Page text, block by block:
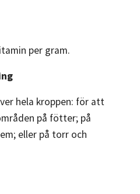
per gram.
hela kroppen: för att
på fötter; på
eller på torr och